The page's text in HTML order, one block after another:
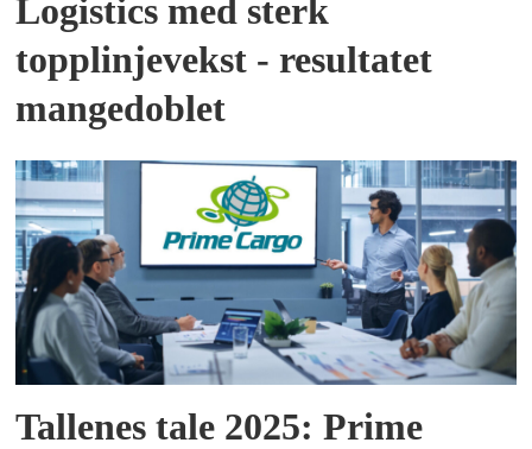
Logistics med sterk
topplinjevekst - resultatet
mangedoblet
Tallenes tale 2025: Prime